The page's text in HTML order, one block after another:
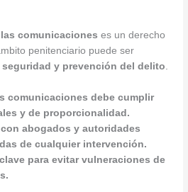
comunicaciones es un derecho
penitenciario puede ser
seguridad y prevención del delito.
comunicaciones debe cumplir
y de proporcionalidad.
abogados y autoridades
de cualquier intervención.
para evitar vulneraciones de